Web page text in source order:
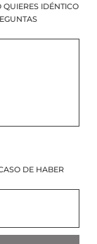
IDÉNTICO
DE HABER